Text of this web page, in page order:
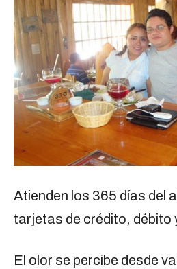
Atienden los 365 días del
tarjetas de crédito, débito
El olor se percibe desde